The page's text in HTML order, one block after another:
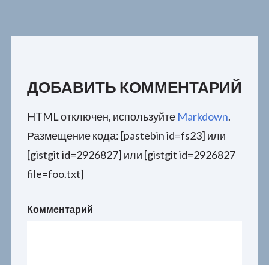
ДОБАВИТЬ КОММЕНТАРИЙ
HTML отключен, используйте Markdown.
Размещение кода: [pastebin id=fs23] или
[gistgit id=2926827] или [gistgit id=2926827
file=foo.txt]
Комментарий